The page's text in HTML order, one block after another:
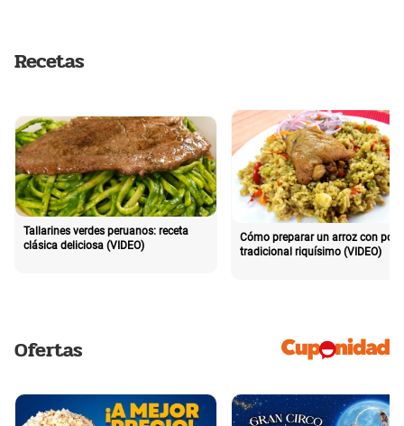
Recetas
Tallarines verdes peruanos: receta
clásica deliciosa (VIDEO)
Cómo preparar un arroz con pollo
tradicional riquísimo (VIDEO)
Ofertas